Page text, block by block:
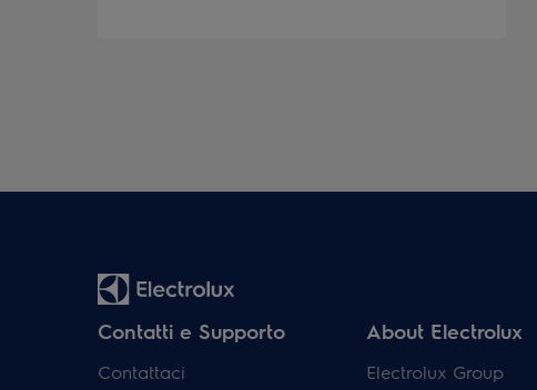
Contatti e Supporto
Contattaci
About Electrolux
Electrolux Group